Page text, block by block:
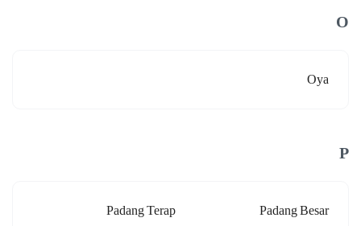
O
Oya
P
Padang Besar
Padang Terap